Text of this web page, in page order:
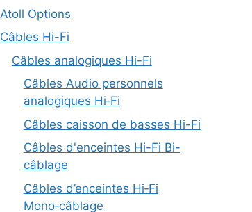
Atoll Options
Câbles Hi-Fi
Câbles analogiques Hi-Fi
Câbles Audio personnels
analogiques Hi‑Fi
Câbles caisson de basses Hi-Fi
Câbles d'enceintes Hi-Fi Bi-
câblage
Câbles d’enceintes Hi‑Fi
Mono‑câblage